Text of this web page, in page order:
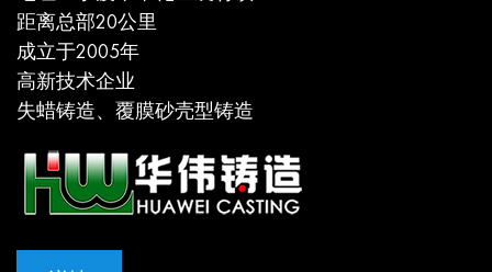
距离总部20公里
成立于2005年
高新技术企业
失蜡铸造、覆膜砂壳型铸造